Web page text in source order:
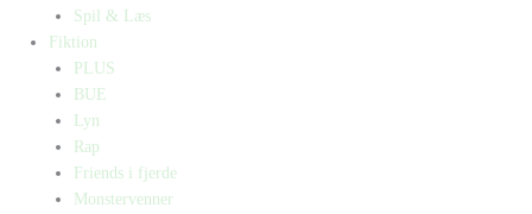
Spil & Læs
Fiktion
PLUS
BUE
Lyn
Rap
Friends i fjerde
Monstervenner